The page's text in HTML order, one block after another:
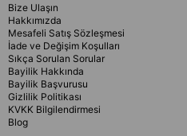
Bize Ulaşın
Hakkımızda
Mesafeli Satış Sözleşmesi
İade ve Değişim Koşulları
Sıkça Sorulan Sorular
Bayilik Hakkında
Bayilik Başvurusu
Gizlilik Politikası
KVKK Bilgilendirmesi
Blog